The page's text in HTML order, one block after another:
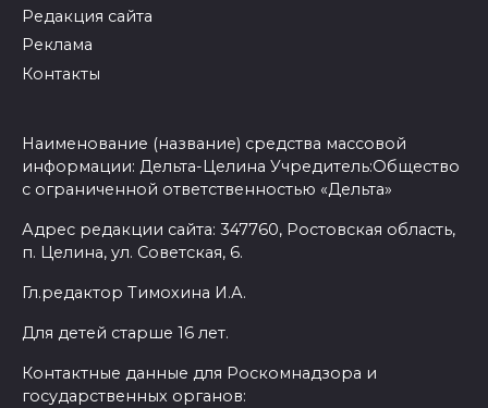
Редакция сайта
Реклама
Контакты
Наименование (название) средства массовой
информации: Дельта-Целина Учредитель:Общество
с ограниченной ответственностью «Дельта»
Адрес редакции сайта: 347760, Ростовская область,
п. Целина, ул. Советская, 6.
Гл.редактор Тимохина И.А.
Для детей старше 16 лет.
Контактные данные для Роскомнадзора и
государственных органов: